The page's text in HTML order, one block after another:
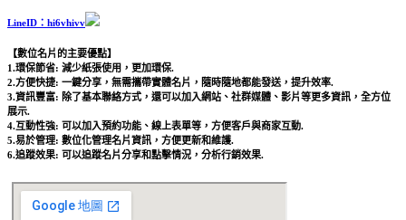
LineID：hi6vhivv
【數位名片的主要優點】
1.環保節省: 減少紙張使用，更加環保.
2.方便快捷: 一鍵分享，無需攜帶實體名片，隨時隨地都能發送，提升效率.
3.資訊豐富: 除了基本聯絡方式，還可以加入網站、社群媒體、影片等更多資訊，全方位
展示.
4.互動性強: 可以加入預約功能、線上表單等，方便客戶與商家互動.
5.易於管理: 數位化管理名片資訊，方便更新和維護.
6.追蹤效果: 可以追蹤名片分享和點擊情況，分析行銷效果.